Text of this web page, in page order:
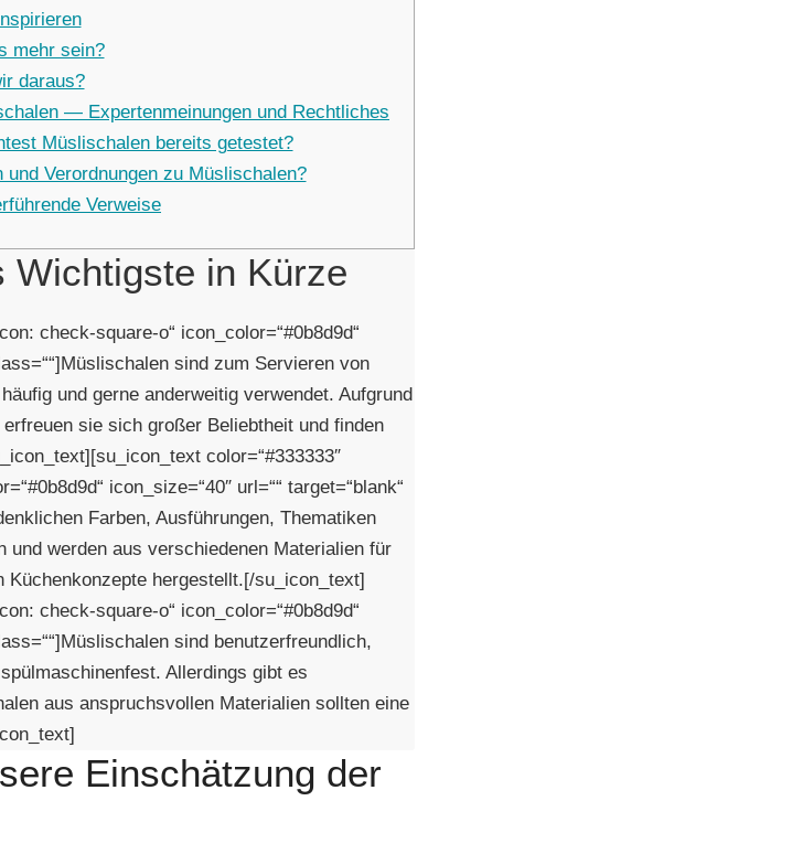
mehr sein?
daraus?
— Expertenmeinungen und Rechtliches
Müslischalen bereits getestet?
Verordnungen zu Müslischalen?
Verweise
Wichtigste in Kürze
check-square-o“ icon_color=“#0b8d9d“
sind zum Servieren von
und gerne anderweitig verwendet. Aufgrund
sie sich großer Beliebtheit und finden
color=“#333333″
icon_size=“40″ url=““ target=“blank“
Farben, Ausführungen, Thematiken
werden aus verschiedenen Materialien für
hergestellt.[/su_icon_text]
check-square-o“ icon_color=“#0b8d9d“
sind benutzerfreundlich,
Allerdings gibt es
aus anspruchsvollen Materialien sollten eine
Einschätzung der